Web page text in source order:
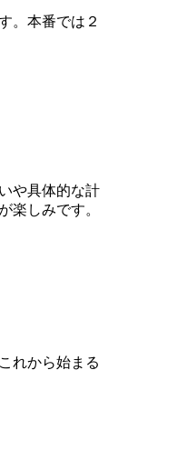
。本番では２
や具体的な計
楽しみです。
れから始まる